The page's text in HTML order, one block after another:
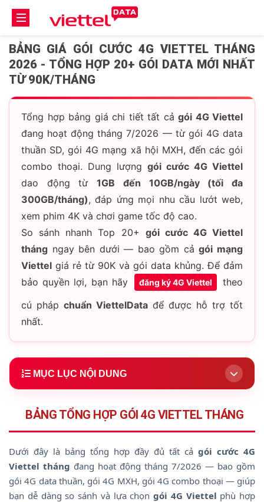
BẢNG GIÁ GÓI CƯỚC 4G VIETTEL THÁNG
2026 - TỔNG HỢP 20+ GÓI DATA MỚI NHẤT
TỪ 90K/THÁNG
Tổng hợp bảng giá chi tiết tất cả gói 4G Viettel
đang hoạt động tháng 7/2026 — từ gói 4G data
thuần SD, gói 4G mạng xã hội MXH, đến các gói
combo thoại. Dung lượng gói cước 4G Viettel
dao động từ1GB đến 10GB/ngày (tối đa
300GB/tháng), đáp ứng mọi nhu cầu lướt web,
xem phim 4K và chơi game tốc độ cao.
So sánh nhanh Top 20+ gói cước 4G Viettel
tháng ngay bên dưới — bao gồm cảgói mạng
Viettel giá rẻ từ 90K và gói data khủng. Để đảm
bảo quyền lợi, bạn hãy
đăng ký 4G Viettel
theo
cú pháp chuẩn ViettelData để được hỗ trợ tốt
nhất.
MỤC LỤC NỘI DUNG
2. Top 6 Gói Được Đăng Ký Nhiều Nhất
4. Gói 4G Ưu Đãi Tỉnh (SD125T, SD125Z)
5. Gói 4G Mạng Xã Hội – Miễn Phí Data App
BẢNG TỔNG HỢP GÓI 4G VIETTEL THÁNG
Dưới đây là bảng tổng hợp đầy đủ tất cả gói cước 4G
Viettel tháng đang hoạt động tháng 7/2026 — bao gồm
gói 4G data thuần, gói 4G MXH, gói 4G combo thoại — giúp
bạn dễ dàng so sánh và lựa chọn gói 4G Viettel phù hợp